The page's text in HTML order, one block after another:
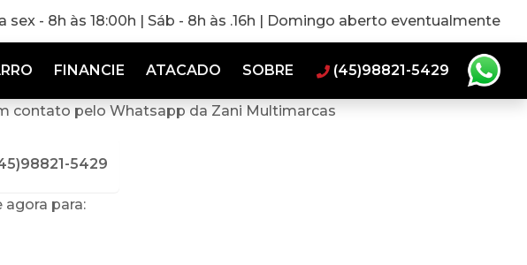
sex - 8h às 18:00h | Sáb - 8h às .16h | Domingo aberto eventualmente
FINANCIE ATACADO SOBRE (45)98821-5429
contato pelo Whatsapp da Zani Multimarcas
5429
agora para: